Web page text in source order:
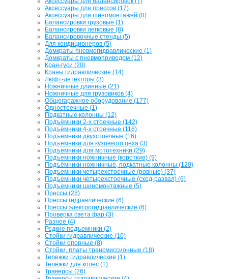
Аксессуары для прессов (17)
Аксессуары для шиномонтажей (8)
Балансировки грузовые (1)
Балансировки легковые (8)
Балансировочные стенды (5)
Для кондиционеров (5)
Домкраты пневмогидравлические (1)
Домкраты с пневмоприводом (12)
Кран-гуси (20)
Краны гидравлические (14)
Люфт-детекторы (3)
Ножничные длинные (21)
Ножничные для грузовиков (4)
Общегаражное оборудование (177)
Одностоечные (1)
Подкатные колонны (12)
Подъёмники 2-х стоечные (142)
Подъёмники 4-х стоечные (116)
Подъемники двухстоечные (16)
Подъемники для кузовного цеха (3)
Подъемники для мототехники (29)
Подъемники ножничные (короткие) (9)
Подъёмники ножничные, подкатные колонны (120)
Подъемники четырехстоечные (ровные) (37)
Подъемники четырехстоечные (сход-развал) (6)
Подъемники шиномонтажные (5)
Прессы (28)
Прессы гидравлические (6)
Прессы электрогидравлические (6)
Проверка света фар (3)
Разное (4)
Редкие подъемники (2)
Стойки гидравлические (10)
Стойки опорные (8)
Стойки, платы трансмиссионные (18)
Тележки гидравлические (1)
Тележки для колес (1)
Траверсы (26)